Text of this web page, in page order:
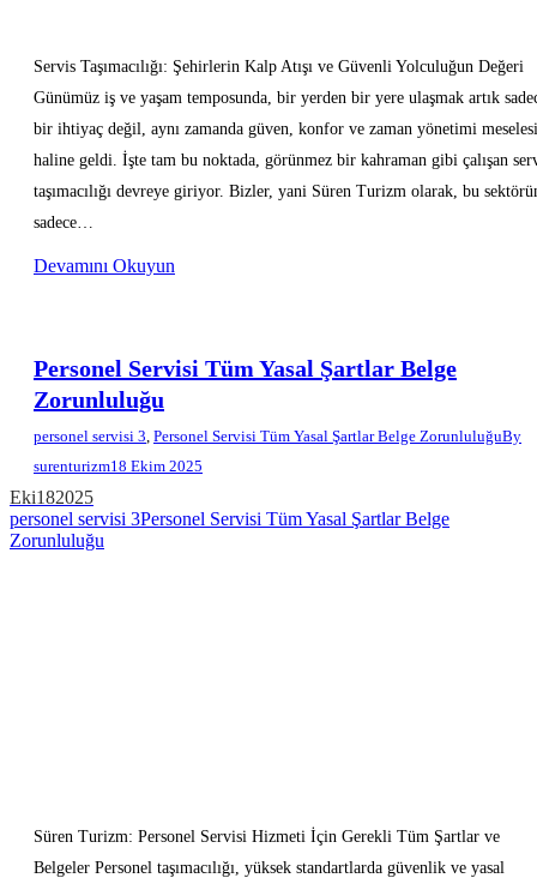
Servis Taşımacılığı: Şehirlerin Kalp Atışı ve Güvenli Yolculuğun Değeri
Günümüz iş ve yaşam temposunda, bir yerden bir yere ulaşmak artık
bir ihtiyaç değil, aynı zamanda güven, konfor ve zaman yönetimi meselesi
haline geldi. İşte tam bu noktada, görünmez bir kahraman gibi çalışan
taşımacılığı devreye giriyor. Bizler, yani Süren Turizm olarak, bu
sadece…
Devamını Okuyun
Personel Servisi Tüm Yasal Şartlar Belge
Zorunluluğu
personel servisi 3, Personel Servisi Tüm Yasal Şartlar Belge ZorunluluğuBy
surenturizm18 Ekim 2025
Eki182025
personel servisi 3Personel Servisi Tüm Yasal Şartlar Belge
Zorunluluğu
Süren Turizm: Personel Servisi Hizmeti İçin Gerekli Tüm Şartlar ve
Belgeler Personel taşımacılığı, yüksek standartlarda güvenlik ve yasal